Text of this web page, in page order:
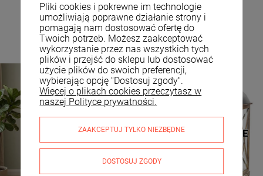
KOSMETYCZNE LATARNIE METALOWE
Pliki cookies i pokrewne im technologie
umożliwiają poprawne działanie strony i
pomagają nam dostosować ofertę do
Twoich potrzeb. Możesz zaakceptować
wykorzystanie przez nas wszystkich tych
plików i przejść do sklepu lub dostosować
użycie plików do swoich preferencji,
wybierając opcję "Dostosuj zgody".
Więcej o plikach cookies przeczytasz w
naszej Polityce prywatności.
ZAAKCEPTUJ TYLKO NIEZBĘDNE
DOSTOSUJ ZGODY